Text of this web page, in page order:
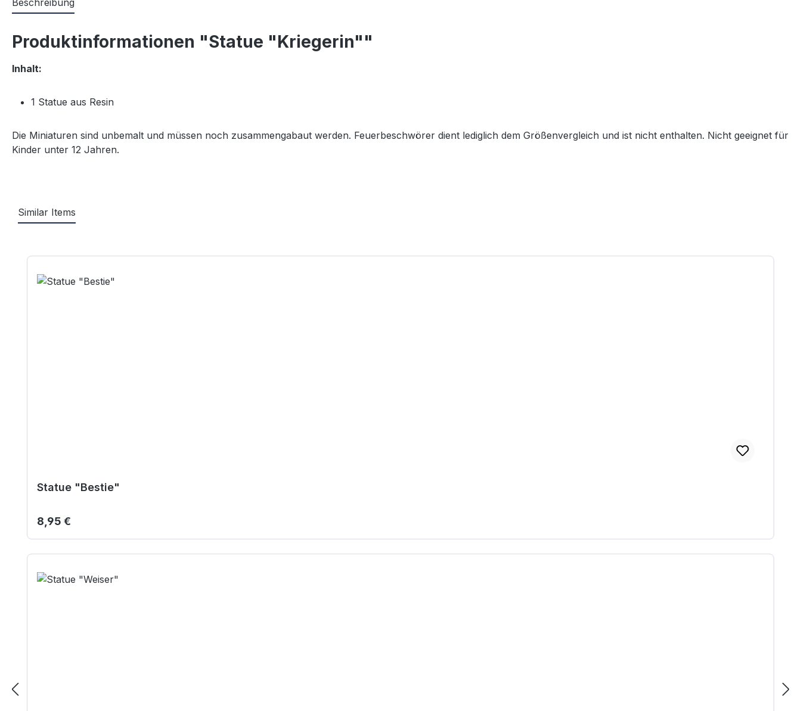
Beschreibung
Produktinformationen "Statue "Kriegerin""
Inhalt:
1 Statue aus Resin
Die Miniaturen sind unbemalt und müssen noch zusammengabaut werden. Feuerbeschwörer dient lediglich dem Größenvergleich und ist nicht enthalten. Nicht geeignet für
Kinder unter 12 Jahren.
Similar Items
Statue "Bestie"
Regulärer Preis:
8,95 €